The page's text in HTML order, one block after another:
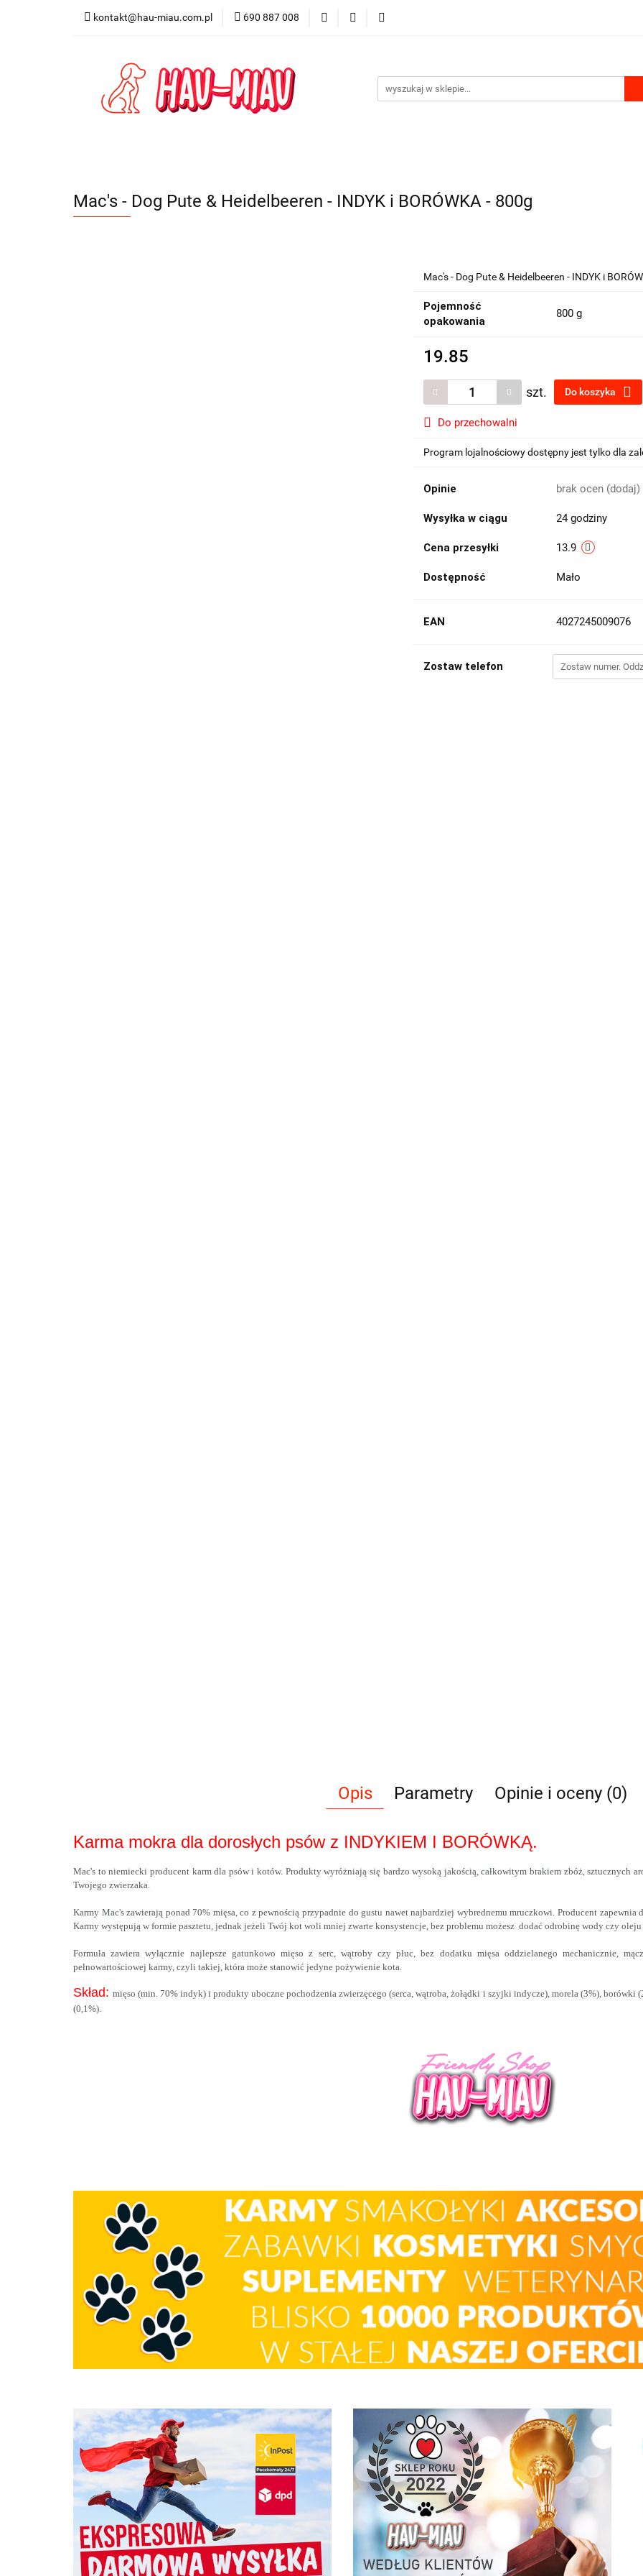
kontakt@hau-miau.com.pl 690 887 008
PRODUCENCI / MARKI DLA PSA
PRODUKTY DO DOMU PRODUKTY Z KONOPII SKLEP ROKU
Mac's - Dog Pute & Heidelbeeren - INDYK i BORÓWKA - 800g
Mac's - Dog Pute & Heidelbeeren - INDYK i
Pojemność
opakowania
800 g
19.85
szt. Do koszyka
Do przechowalni
Program lojalnościowy dostępny jest tylko dla
Opinie brak ocen (dodaj)
Wysyłka w ciągu 24 godziny
Cena przesyłki 13.9
Dostępność Mało
EAN 4027245009076
Zostaw telefon
Opis Parametry Opinie i oceny (0)
Karma mokra dla dorosłych psów z INDYKIEM I BORÓWKĄ.
Mac's to niemiecki producent karm dla psów i kotów. Produkty wyróżniają się bardzo wysoką jakością, całkowitym brakiem zbóż, sztucznych
Twojego zwierzaka.
Karmy Mac's zawierają ponad 70% mięsa, co z pewnością przypadnie do gustu nawet najbardziej wybrednemu mruczkowi. Producent
Karmy występują w formie pasztetu, jednak jeżeli Twój kot woli mniej zwarte konsystencje, bez problemu możesz dodać odrobinę wody czy oleju
Formuła zawiera wyłącznie najlepsze gatunkowo mięso z serc, wątroby czy płuc, bez dodatku mięsa oddzielanego mechanicznie,
pełnowartościowej karmy, czyli takiej, która może stanowić jedyne pożywienie kota.
Skład:mięso (min. 70% indyk) i produkty uboczne pochodzenia zwierzęcego (serca, wątroba, żołądki i szyjki indycze), morela (3%), borówki
(0,1%).